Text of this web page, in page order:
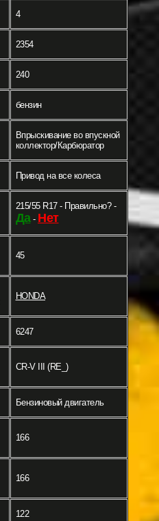
4
2354
240
бензин
Впрыскивание во впускной
коллектор/Карбюратор
Привод на все колеса
215/55 R17 - Правильно? -
Да- Нет
45
HONDA
6247
CR-V III (RE_)
Бензиновый двигатель
166
166
122